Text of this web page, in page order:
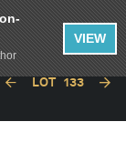
LOT 133
VIEW